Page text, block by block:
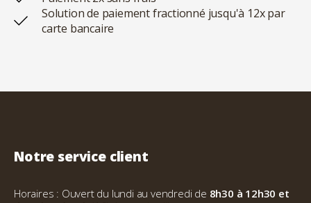
Solution de paiement fractionné jusqu'à 12x par
carte bancaire
Notre service client
Horaires : Ouvert du lundi au vendredi de 8h30 à 12h30 et